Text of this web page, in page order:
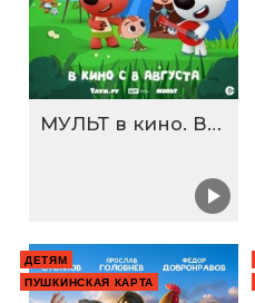
МУЛЬТ в кино. Выпуск №198. Некогда скучать
ДЕТЯМ
ПУШКИНСКАЯ КАРТА